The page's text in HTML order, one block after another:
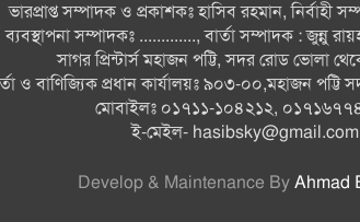
ভারপ্রাপ্ত সম্পাদক ও প্রকাশকঃ হাসিব রহমান, নির্বাহী
ব্যবস্থাপনা সম্পাদকঃ ............., বার্তা সম্পাদক : জুন্নু
সাগর প্রিন্টার্স মহাজন পট্টি, সদর রোড ভোলা
ও বাণিজ্যিক প্রধান কার্যালয়ঃ ৯০৩-০০,মহাজন
মোবাইলঃ ০১৭১১-১০৪২১২,
ই-মেইল- hasibsky@gmail.com
Develop & Maintenance By Ahmad